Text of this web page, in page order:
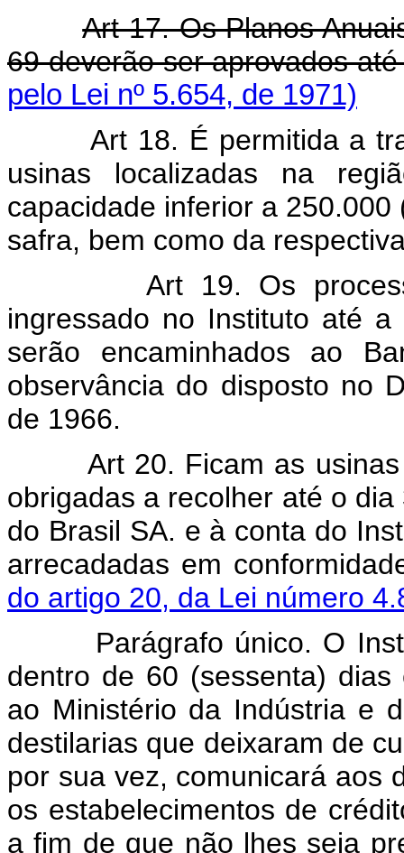
Art 17. Os Planos
69 deverão ser aprovados
pelo Lei nº 5.654, de 1971)
Art 18. É permitida a
usinas localizadas na
capacidade inferior a
safra, bem como da
Art 19. Os processos
ingressado no Instituto até
serão encaminhados ao
observância do disposto no
de 1966.
Art 20. Ficam as usinas
obrigadas a recolher até o
do Brasil SA. e à conta do
arrecadadas em
do artigo 20, da Lei número
Parágrafo único. O
dentro de 60 (sessenta)
ao Ministério da Indústria e
destilarias que deixaram de
por sua vez, comunicará aos
os estabelecimentos de
a fim de que não lhes seja